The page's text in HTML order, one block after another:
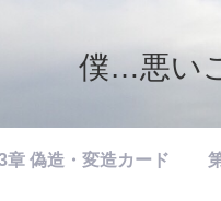
僕…悪い
章 偽造・変造カード